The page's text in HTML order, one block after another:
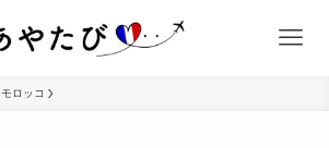
モロッコ